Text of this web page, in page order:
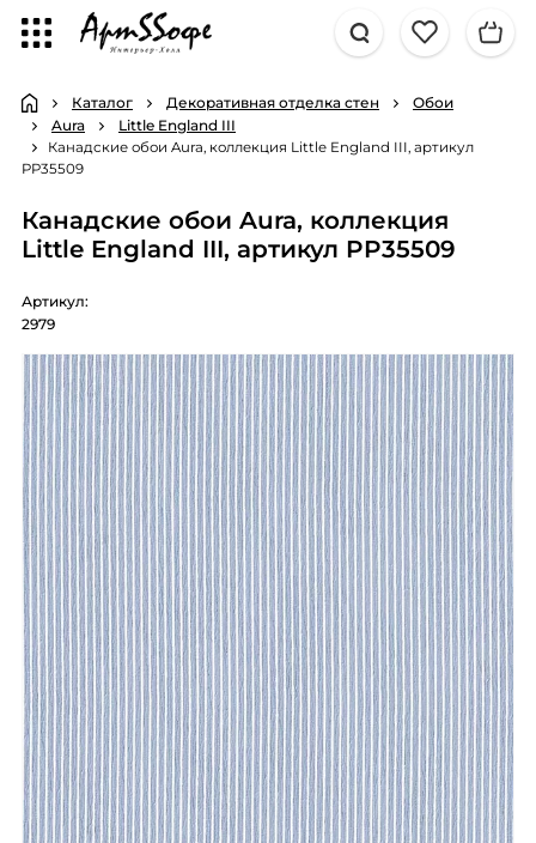
Каталог Декоративная отделка стен
Обои
Aura
Little England III
Канадские обои Aura, коллекция Little England III, артикул
PP35509
Канадские обои Aura, коллекция
Little England III, артикул PP35509
Артикул:
2979